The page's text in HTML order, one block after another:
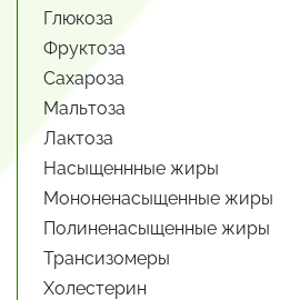
Глюкоза
Фруктоза
Сахароза
Мальтоза
Лактоза
Насыщеннные жиры
Мононенасыщенные жиры
Полиненасыщенные жиры
Трансизомеры
Холестерин